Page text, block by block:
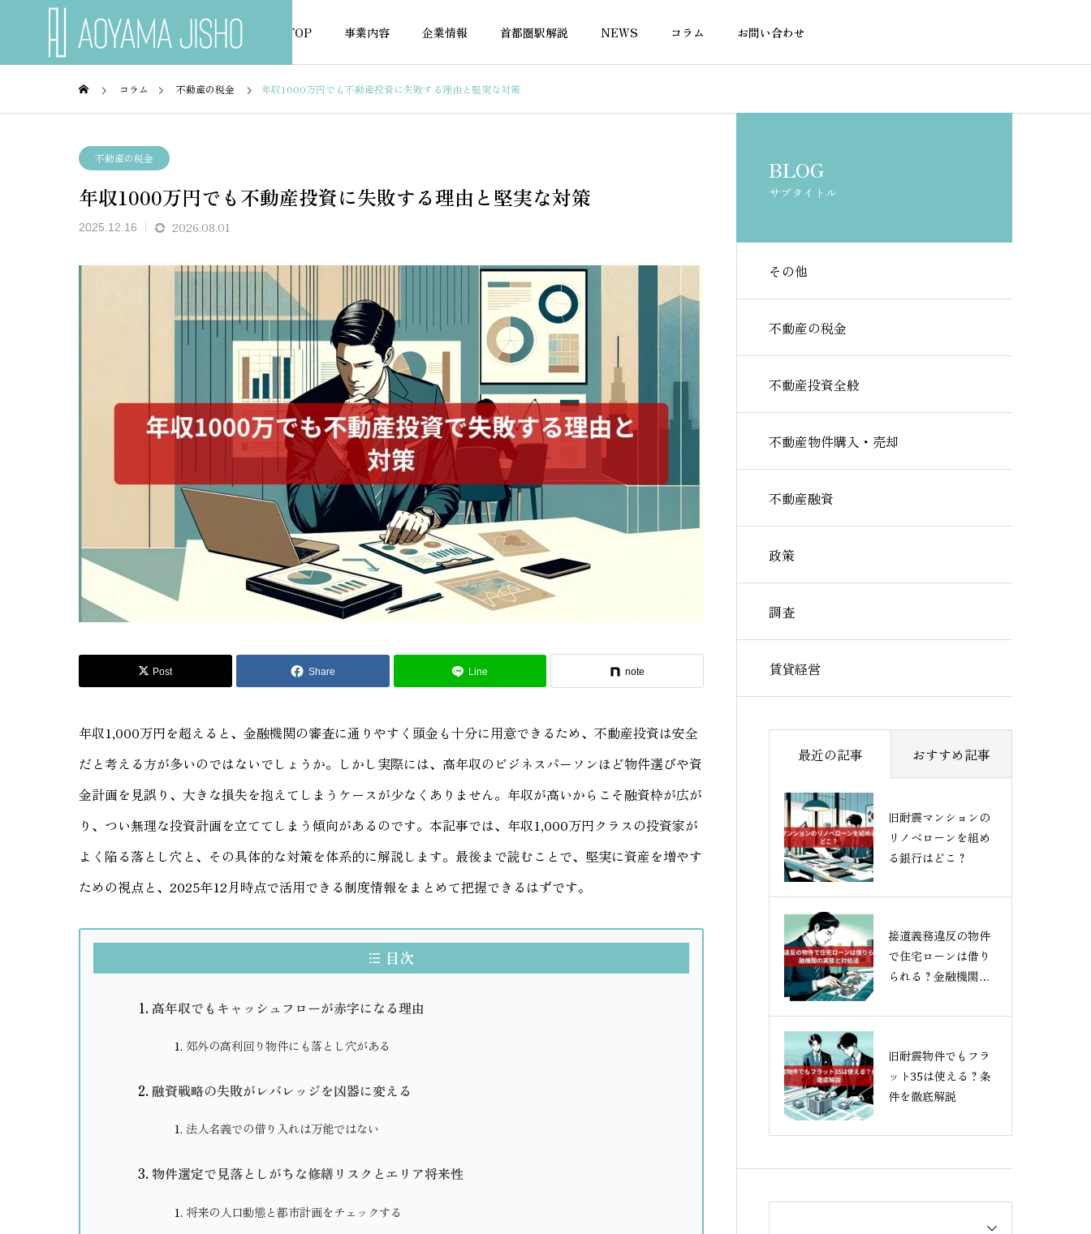
TOP 事業内容 企業情報 首都圏駅解説 NEWS コラム お問い合わせ
NEWS
お知らせ
旧耐震マンションのリノベロ
ーンを組める銀行はどこ？
接道義務違反の物件で住宅ロ
ーンは借りられる？金融機関
の実態と対処法
旧耐震物件でもフラット35は
使える？条件を徹底解説
住宅ローン残債ありでも2件目
投資用物件で
コラム 不動産の税金 年収1000万円でも不動産投資に失敗する理由と堅実な対策
不動産の税金
年収1000万円でも不動産投資に失敗する理由と堅実な対策
2025.12.16 2026.08.01
Post Share Line note
年収1,000万円を超えると、金融機関の審査に通りやすく頭金も十分に用意できるため、不動産投資は安全
だと考える方が多いのではないでしょうか。しかし実際には、高年収のビジネスパーソンほど物件選びや資
金計画を見誤り、大きな損失を抱えてしまうケースが少なくありません。年収が高いからこそ融資枠が広が
り、つい無理な投資計画を立ててしまう傾向があるのです。本記事では、年収1,000万円クラスの投資家が
よく陥る落とし穴と、その具体的な対策を体系的に解説します。最後まで読むことで、堅実に資産を増やす
ための視点と、2025年12月時点で活用できる制度情報をまとめて把握できるはずです。
目次
高年収でもキャッシュフローが赤字になる理由
郊外の高利回り物件にも落とし穴がある
融資戦略の失敗がレバレッジを凶器に変える
法人名義での借り入れは万能ではない
物件選定で見落としがちな修繕リスクとエリア将来性
将来の人口動態と都市計画をチェックする
BLOG
サブタイトル
その他
不動産の税金
不動産投資全般
不動産物件購入・売却
不動産融資
政策
調査
賃貸経営
最近の記事 おすすめ記事
旧耐震マンションの
リノベローンを組め
る銀行はどこ？
接道義務違反の物件
で住宅ローンは借り
られる？金融機関の
旧耐震物件でもフラ
ット35は使える？条
件を徹底解説